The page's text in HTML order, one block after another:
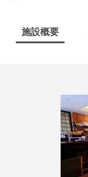
施設概要